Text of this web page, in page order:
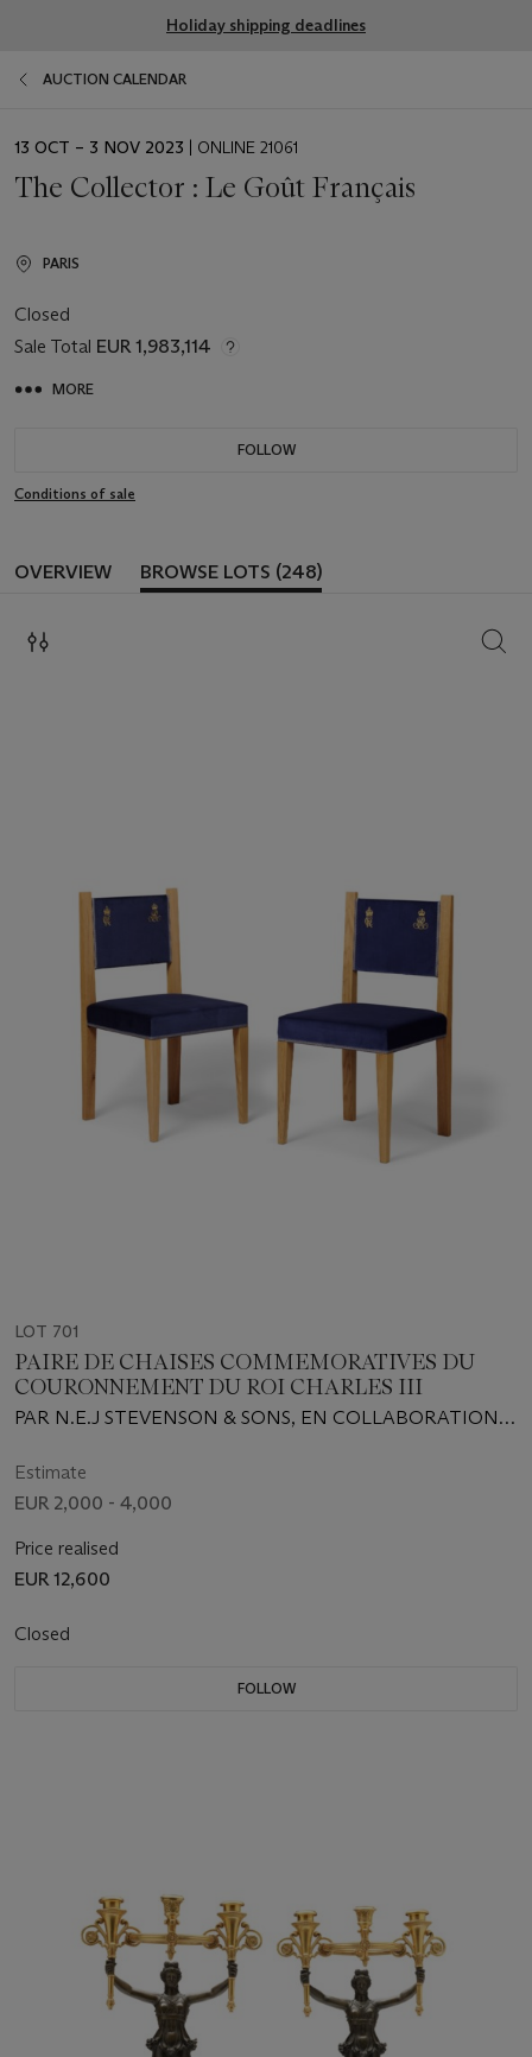
Holiday shipping deadlines
AUCTION CALENDAR
EVENT
13 OCT – 3 NOV 2023 | ONLINE 21061
The Collector : Le Goût Français
PARIS
Closed
Sale Total EUR 1,983,114
MORE
FOLLOW
Conditions of sale
OVERVIEW BROWSE LOTS (248)
LOT 701
PAIRE DE CHAISES COMMEMORATIVES DU
COURONNEMENT DU ROI CHARLES III
PAR N.E.J STEVENSON & SONS, EN COLLABORATION
Estimate
EUR 2,000 - 4,000
Price realised
EUR 12,600
Closed
FOLLOW